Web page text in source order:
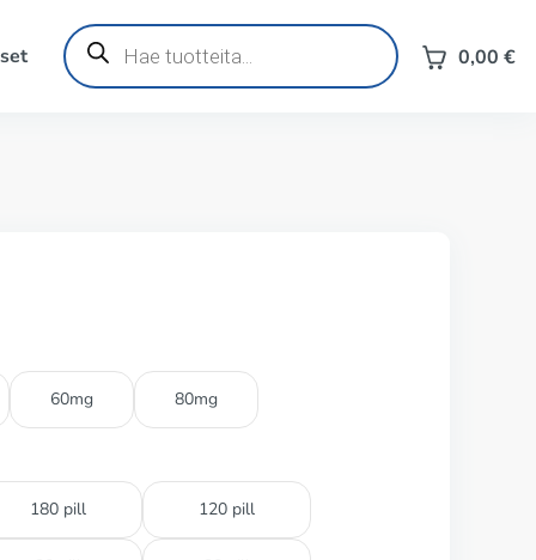
Products
search 0,00 €
60mg 80mg
180 pill 120 pill